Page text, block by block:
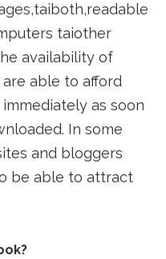
taiother
availability of
able to afford
as soon
In some
and bloggers
be able to attract